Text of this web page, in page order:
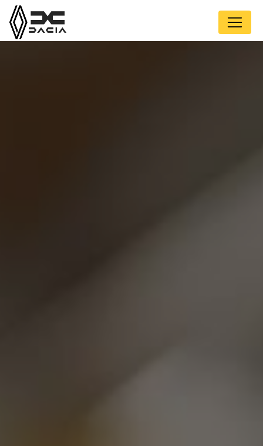
Panneau de gestion des cookies